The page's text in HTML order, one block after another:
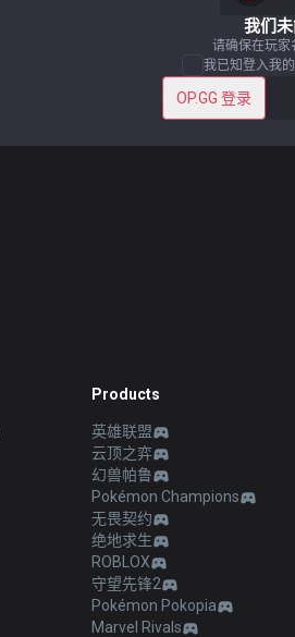
我们
请确保在玩家
我已知登入我
OP.GG 登录
Products
英雄联盟
云顶之弈
幻兽帕鲁
Pokémon Champions
无畏契约
绝地求生
ROBLOX
守望先锋2
Pokémon Pokopia
Marvel Rivals